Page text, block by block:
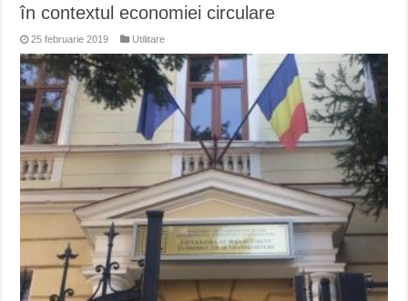
în contextul economiei circulare
25 februarie 2019 Utilitare